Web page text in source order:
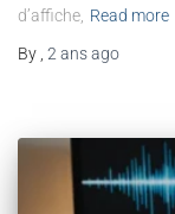
d’affiche, Read more
By 2 ansago